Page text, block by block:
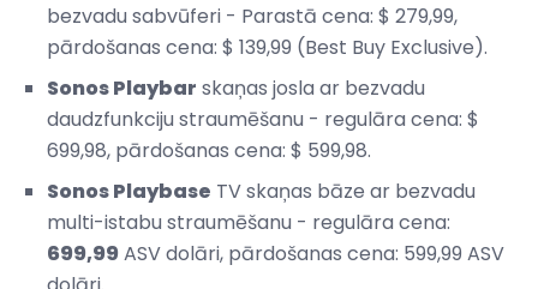
bezvadu sabvūferi - Parastā cena: $ 279,99,
pārdošanas cena: $ 139,99 (Best Buy Exclusive).
Sonos Playbar skaņas josla ar bezvadu
daudzfunkciju straumēšanu - regulāra cena: $
699,98, pārdošanas cena: $ 599,98.
Sonos Playbase TV skaņas bāze ar bezvadu
multi-istabu straumēšanu - regulāra cena:
699,99ASV dolāri, pārdošanas cena: 599,99 ASV